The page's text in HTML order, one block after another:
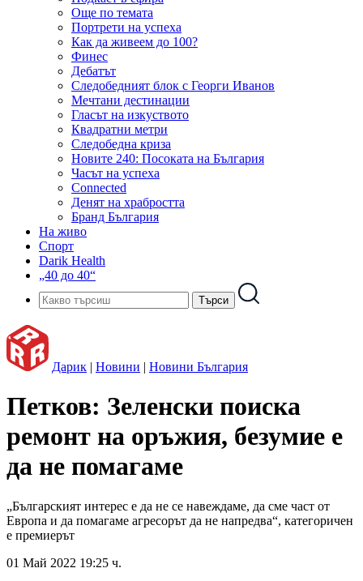
Още по темата
Портрети на успеха
Как да живеем до 100?
Финес
Дебатът
Следобедният блок с Георги Иванов
Мечтани дестинации
Гласът на изкуството
Квадратни метри
Следобедна криза
Новите 240: Посоката на България
Часът на успеха
Connected
Денят на храбростта
Бранд България
На живо
Спорт
Darik Health
„40 до 40“
Дарик | Новини | Новини България
Петков: Зеленски поиска
ремонт на оръжия, безумие е
да не помагаме
„Българският интерес е да не се навеждаме, да сме част от
Европа и да помагаме агресорът да не напредва“, категоричен
е премиерът
01 Май 2022 19:25 ч.